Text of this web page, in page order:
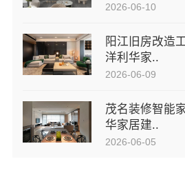
2026-06-10
阳江旧房改造
洋利华家..
2026-06-09
茂名装修智能
华家居建..
2026-06-05